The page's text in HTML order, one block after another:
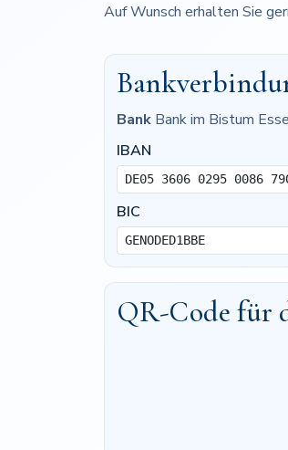
Auf Wunsch erhalten Sie
BankBank im Bistum
IBAN
BIC
QR-Code für